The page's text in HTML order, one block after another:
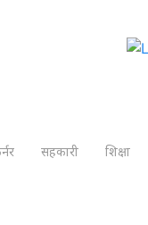
सहकारी शिक्षा